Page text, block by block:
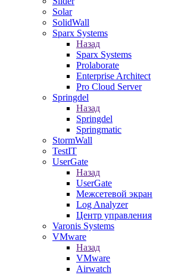
Solar
SolidWall
Sparx Systems
Назад
Sparx Systems
Prolaborate
Enterprise Architect
Pro Cloud Server
Springdel
Назад
Springdel
Springmatic
StormWall
TestIT
UserGate
Назад
UserGate
Межсетевой экран
Log Analyzer
Центр управления
Varonis Systems
VMware
Назад
VMware
Airwatch